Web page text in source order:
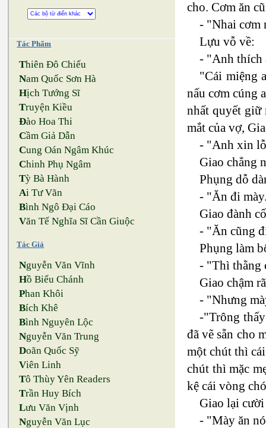
Tác Phẩm
Thiên Đô Chiếu
Nam Quốc Sơn Hà
Hịch Tướng Sĩ
Truyện Kiều
Đào Hoa Thi
Cầm Giả Dẫn
Cung Oán Ngâm Khúc
Chinh Phụ Ngâm
Tỳ Bà Hành
Ai Tư Vãn
Bình Ngô Đại Cáo
Văn Tế Nghĩa Sĩ Cần Giuộc
Tác Giả
Nguyễn Văn Vĩnh
Hồ Biểu Chánh
Phan Khôi
Bích Khê
Bình Nguyên Lộc
Nguyễn Văn Trung
Doãn Quốc Sỹ
Viên Linh
Tô Thùy Yên Readers
Trần Huy Bích
Lưu Văn Vịnh
Nguyễn Văn Lục
cho. Cơm ăn
- "Nhai cơm
Lựu vỗ về:
- "Anh thích
"Cái miệng
nấu cơm cúng
nhất quyết giữ
mắt của vợ,
- "Anh xin
Giao chẳng
Phụng dỗ
- "Ăn đi
Giao đành
- "Ăn cũng
Phụng làm
- "Thì thằng
Giao chậm
- "Nhưng
-"Trông
đã vẽ sẵn cho
một chút thì
chút thì mặc
kệ cái vòng
Giao lại
- "Mày ăn